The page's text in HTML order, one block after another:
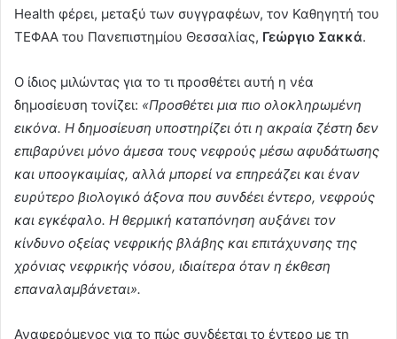
Health φέρει, μεταξύ των συγγραφέων, τον Καθηγητή του
ΤΕΦΑΑ του Πανεπιστημίου Θεσσαλίας, Γεώργιο Σακκά.
Ο ίδιος μιλώντας για το τι προσθέτει αυτή η νέα
δημοσίευση τονίζει: «Προσθέτει μια πιο ολοκληρωμένη
εικόνα. Η δημοσίευση υποστηρίζει ότι η ακραία ζέστη δεν
επιβαρύνει μόνο άμεσα τους νεφρούς μέσω αφυδάτωσης
και υποογκαιμίας, αλλά μπορεί να επηρεάζει και έναν
ευρύτερο βιολογικό άξονα που συνδέει έντερο, νεφρούς
και εγκέφαλο. Η θερμική καταπόνηση αυξάνει τον
κίνδυνο οξείας νεφρικής βλάβης και επιτάχυνσης της
χρόνιας νεφρικής νόσου, ιδιαίτερα όταν η έκθεση
επαναλαμβάνεται».
Αναφερόμενος για το πώς συνδέεται το έντερο με τη